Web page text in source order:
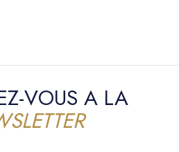
VOUS A LA